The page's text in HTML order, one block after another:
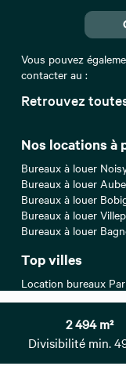
2 494 m²
Divisibilité min.
Retrouvez
Nos locations à
Bureaux à louer
Bureaux à louer
Bureaux à louer
Bureaux à louer
Bureaux à louer
Top villes
Location bureaux
Location bureaux
Location bureaux
Location bureaux
Vous pouvez
contacter au :